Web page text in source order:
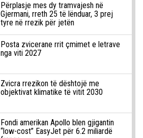
Përplasje mes dy tramvajesh në
Gjermani, rreth 25 të lënduar, 3 prej
tyre në rrezik për jetën
Posta zvicerane rrit çmimet e letrave
nga viti 2027
Zvicra rrezikon të dështojë me
objektivat klimatike të vitit 2030
Fondi amerikan Apollo blen gjigantin
“low-cost” EasyJet për 6.2 miliardë